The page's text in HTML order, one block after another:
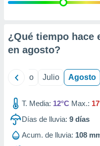
e
mediante
publicidad
de
¿Qué tiempo hace
en agosto?
Junio Julio Agosto
T. Media: 12°C Max.:
Días de lluvia: 9 días
Acum. de lluvia: 108